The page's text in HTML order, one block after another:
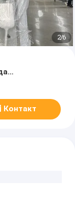
2/6
для
Контакт